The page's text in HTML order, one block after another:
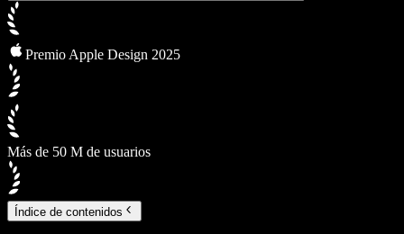
Premio Apple Design 2025
Más de 50 M de usuarios
Índice de contenidos